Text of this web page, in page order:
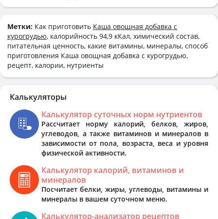
Метки: Как приготовить Каша овощная добавка с
курогрудью, калорийность 94,9 кКал, химический состав,
питательная ценность, какие витамины, минералы, способ
приготовления Каша овощная добавка с курогрудью,
рецепт, калории, нутриенты
Калькуляторы
Калькулятор суточных норм нутриентов
Рассчитает норму калорий, белков, жиров,
углеводов, а также витаминов и минералов в
зависимости от пола, возраста, веса и уровня
физической активности.
Калькулятор калорий, витаминов и
минералов
Посчитает белки, жиры, углеводы, витамины и
минералы в вашем суточном меню.
Калькулятор-анализатор рецептов